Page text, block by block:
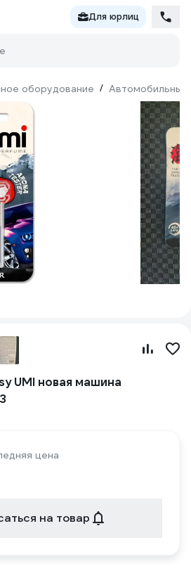
Для юрлиц
оборудование / Автомобильные
UMI новая машина
цена
на товар